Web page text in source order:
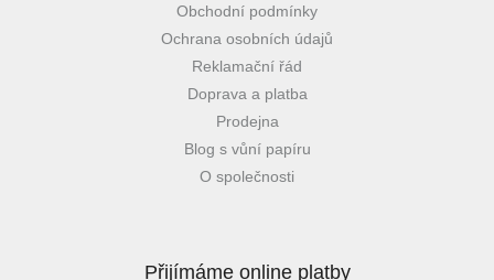
Obchodní podmínky
Ochrana osobních údajů
Reklamační řád
Doprava a platba
Prodejna
Blog s vůní papíru
O společnosti
Přijímáme online platby